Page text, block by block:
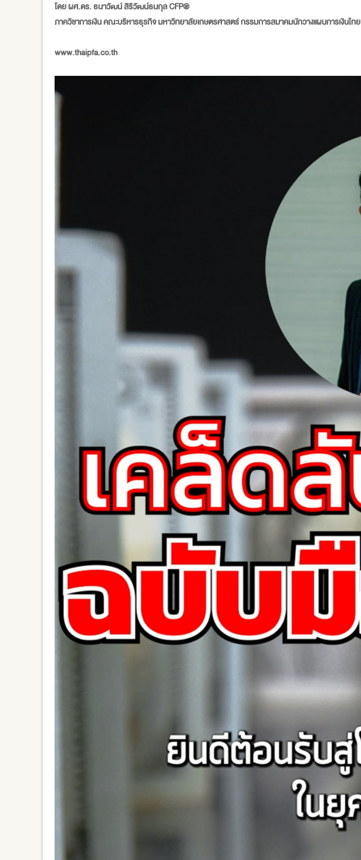
โดย ผศ.ดร. ธนาวัฒน์ สิริวัฒน์ธนกุล CFP®
ภาควิชาการเงิน คณะบริหารธุรกิจ มหาวิทยาลัยเกษตรศาสตร์ กรรมการสมาคมนักวางแผนการเงินไทย
www.thaipfa.co.th